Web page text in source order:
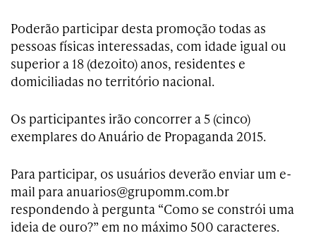
Poderão participar desta promoção todas as
pessoas físicas interessadas, com idade igual ou
superior a 18 (dezoito) anos, residentes e
domiciliadas no território nacional.
Os participantes irão concorrer a 5 (cinco)
exemplares do Anuário de Propaganda 2015.
Para participar, os usuários deverão enviar um e-
mail para anuarios@grupomm.com.br
respondendo à pergunta “Como se constrói uma
ideia de ouro?” em no máximo 500 caracteres.